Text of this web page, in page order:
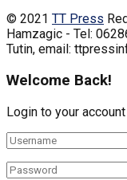
© 2021 TT Press
Hamzagic - Tel:
Tutin, email:
Welcome Back!
Login to your